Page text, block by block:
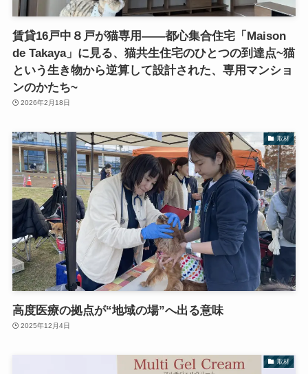
賃貸16戸中８戸が猫専用――都心集合住宅「Maison
de Takaya」に見る、猫共生住宅のひとつの到達点~猫
という生き物から逆算して設計された、専用マンショ
ンのかたち~
2026年2月18日
取材
高度医療の拠点が“地域の場”へ出る意味
2025年12月4日
取材